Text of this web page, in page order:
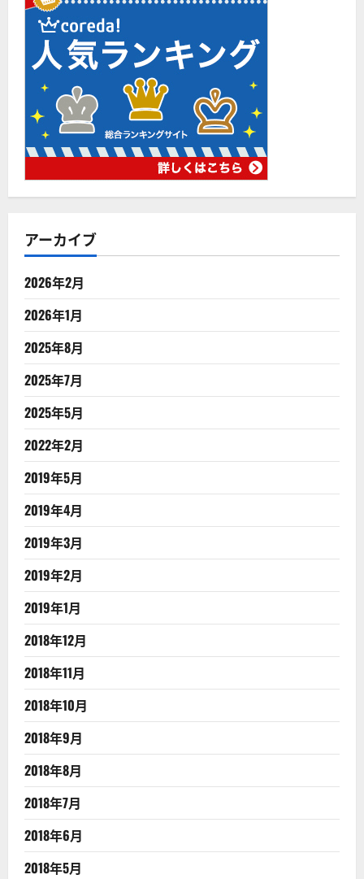
アーカイブ
2026年2月
2026年1月
2025年8月
2025年7月
2025年5月
2022年2月
2019年5月
2019年4月
2019年3月
2019年2月
2019年1月
2018年12月
2018年11月
2018年10月
2018年9月
2018年8月
2018年7月
2018年6月
2018年5月